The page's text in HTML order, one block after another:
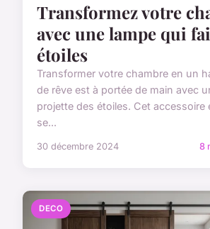
Transformez votre
avec une lampe qui
étoiles
Transformer votre chambre en un
de rêve est à portée de main avec
projette des étoiles. Cet accessoire
se...
30 décembre 2024 8
DECO